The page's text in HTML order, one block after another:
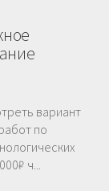
вариант
по
ч...